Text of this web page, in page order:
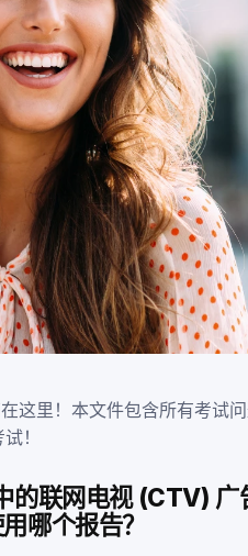
这里！本文件包含所有考试
！
联网电视 (CTV) 广
哪个报告？